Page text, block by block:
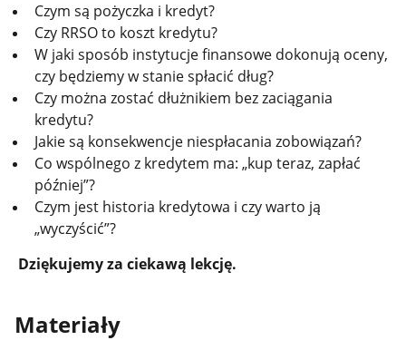
Czym są pożyczka i kredyt?
Czy RRSO to koszt kredytu?
W jaki sposób instytucje finansowe dokonują oceny,
czy będziemy w stanie spłacić dług?
Czy można zostać dłużnikiem bez zaciągania
kredytu?
Jakie są konsekwencje niespłacania zobowiązań?
Co wspólnego z kredytem ma: „kup teraz, zapłać
później”?
Czym jest historia kredytowa i czy warto ją
„wyczyścić”?
Dziękujemy za ciekawą lekcję.
Materiały